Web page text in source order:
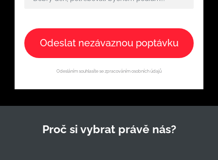
Odeslat nezávaznou poptávku
Odesláním souhlasíte se zpracováním osobních údajů
Proč si vybrat právě nás?